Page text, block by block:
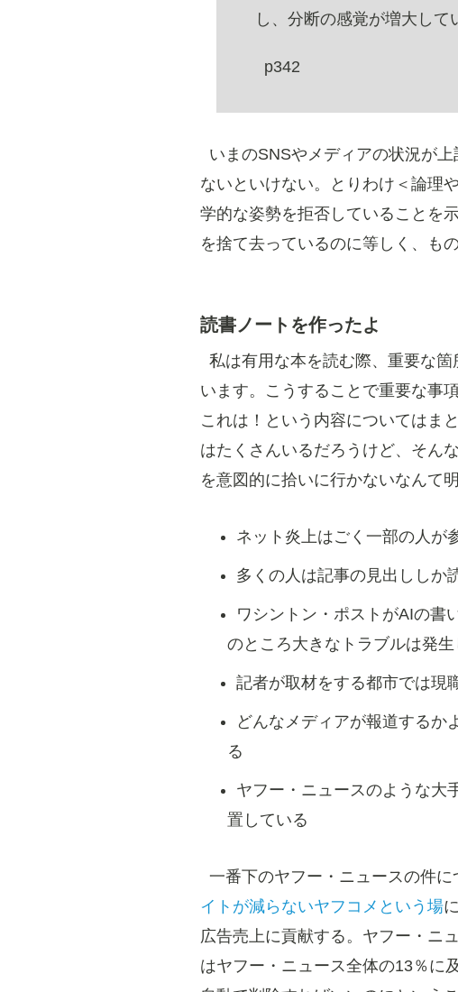
し、分断の感覚が増大して
p342
いまのSNSやメディアの状況が
ないといけない。とりわけ＜論理
学的な姿勢を拒否していることを
を捨て去っているのに等しく、も
読書ノートを作ったよ
私は有用な本を読む際、重要な
います。こうすることで重要な事
これは！という内容についてはま
はたくさんいるだろうけど、そん
を意図的に拾いに行かないなんて
ネット炎上はごく一部の人が
多くの人は記事の見出ししか
ワシントン・ポストがAIの書
のところ大きなトラブルは発
記者が取材をする都市では現
どんなメディアが報道するか
る
ヤフー・ニュースのような大
置している
一番下のヤフー・ニュースの件
イトが減らないヤフコメという場
広告売上に貢献する。ヤフー・ニ
はヤフー・ニュース全体の13％に